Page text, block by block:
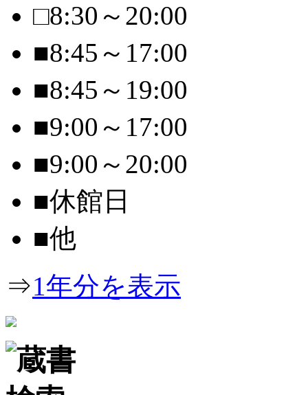
□8:30～20:00
■8:45～17:00
■8:45～19:00
■9:00～17:00
■9:00～20:00
■休館日
■他
⇒1年分を表示